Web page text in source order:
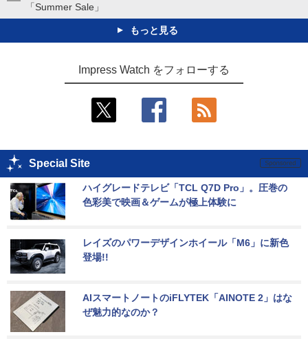
「Summer Sale」
もっと見る
Impress Watch をフォローする
Special Site
ハイグレードテレビ「TCL Q7D Pro」。圧巻の
色彩美で映画＆ゲームが極上体験に
レイズのパワーデザインホイール「M6」に新色
登場!!
AIスマートノートのiFLYTEK「AINOTE 2」はな
ぜ魅力的なのか？